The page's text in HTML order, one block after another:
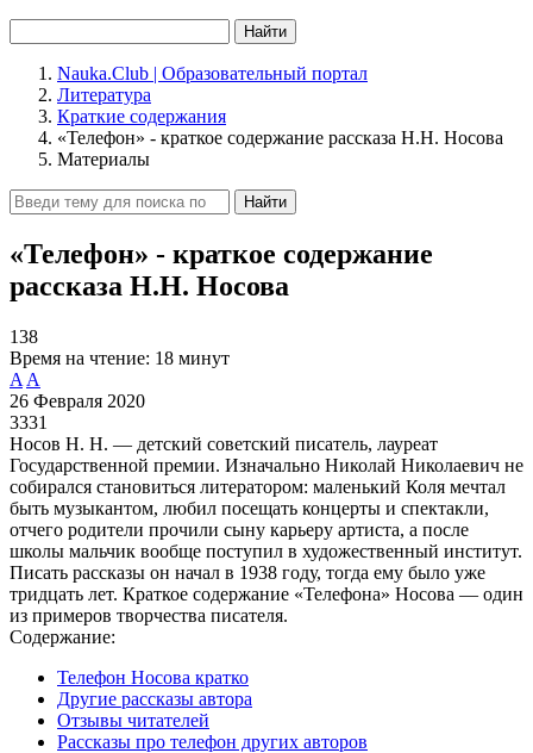
Найти
Nauka.Club | Образовательный портал
Литература
Краткие содержания
«Телефон» - краткое содержание рассказа Н.Н. Носова
Материалы
Найти
«Телефон» - краткое содержание
рассказа Н.Н. Носова
138
Время на чтение: 18 минут
A A
26 Февраля 2020
3331
Носов Н. Н. — детский советский писатель, лауреат
Государственной премии. Изначально Николай Николаевич не
собирался становиться литератором: маленький Коля мечтал
быть музыкантом, любил посещать концерты и спектакли,
отчего родители прочили сыну карьеру артиста, а после
школы мальчик вообще поступил в художественный институт.
Писать рассказы он начал в 1938 году, тогда ему было уже
тридцать лет. Краткое содержание «Телефона» Носова — один
из примеров творчества писателя.
Содержание:
Телефон Носова кратко
Другие рассказы автора
Отзывы читателей
Рассказы про телефон других авторов